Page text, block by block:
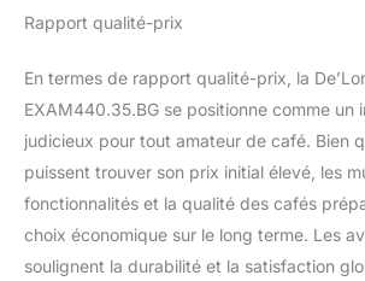
gorgée en un
Rapport qualité-prix
En termes de rapport qualité-prix, la
EXAM440.35.BG se positionne comme un
judicieux pour tout amateur de café. Bien
puissent trouver son prix initial élevé, les
fonctionnalités et la qualité des cafés
choix économique sur le long terme. Les
soulignent la durabilité et la satisfaction